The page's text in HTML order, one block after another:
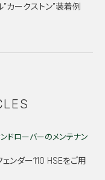
カークストン”装着例
ドローバーのメンテナン
ンダー110 HSEをご用